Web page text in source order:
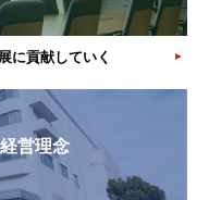
に貢献していく
営理念